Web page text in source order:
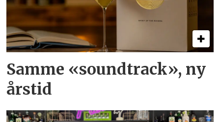
Samme «soundtrack», ny
årstid